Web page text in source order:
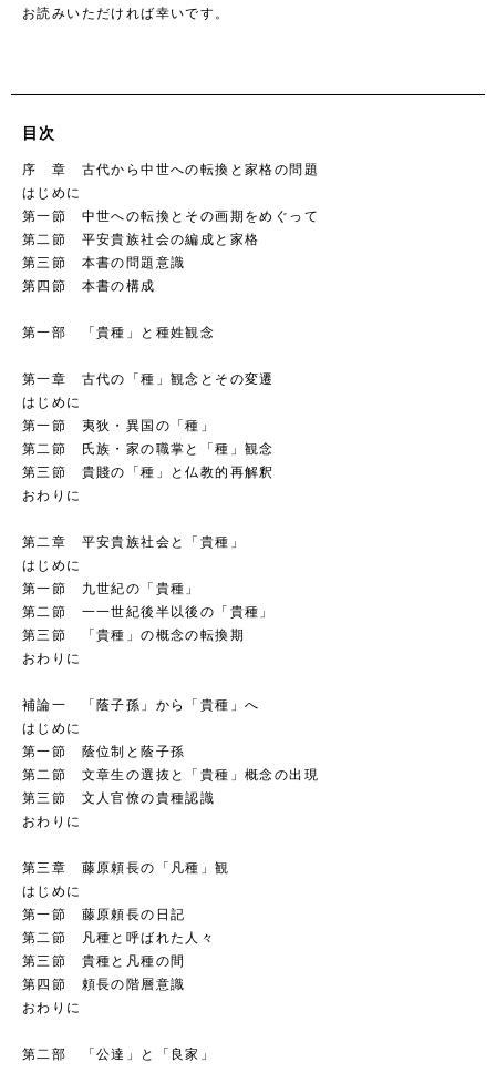
お読みいただければ幸いです。
目次
序 章 古代から中世への転換と家格の問題
はじめに
第一節 中世への転換とその画期をめぐって
第二節 平安貴族社会の編成と家格
第三節 本書の問題意識
第四節 本書の構成
第一部 「貴種」と種姓観念
第一章 古代の「種」観念とその変遷
はじめに
第一節 夷狄・異国の「種」
第二節 氏族・家の職掌と「種」観念
第三節 貴賤の「種」と仏教的再解釈
おわりに
第二章 平安貴族社会と「貴種」
はじめに
第一節 九世紀の「貴種」
第二節 一一世紀後半以後の「貴種」
第三節 「貴種」の概念の転換期
おわりに
補論一 「蔭子孫」から「貴種」へ
はじめに
第一節 蔭位制と蔭子孫
第二節 文章生の選抜と「貴種」概念の出現
第三節 文人官僚の貴種認識
おわりに
第三章 藤原頼長の「凡種」観
はじめに
第一節 藤原頼長の日記
第二節 凡種と呼ばれた人々
第三節 貴種と凡種の間
第四節 頼長の階層意識
おわりに
第二部 「公達」と「良家」